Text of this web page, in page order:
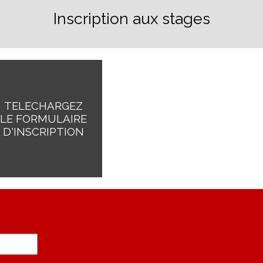
VOIR LE STAGE
Inscription aux stages
TELECHARGEZ
LE FORMULAIRE
D'INSCRIPTION
TELECHARGER